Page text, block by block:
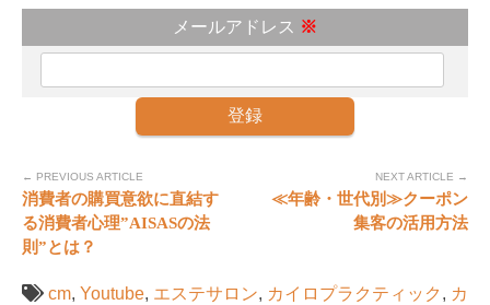
メールアドレス ※
NEXT ARTICLE →
≪年齢・世代別≫クーポン
集客の活用方法
← PREVIOUS ARTICLE
消費者の購買意欲に直結す
る消費者心理”AISASの法
則”とは？
cm, Youtube, エステサロン, カイロプラクティック , カ